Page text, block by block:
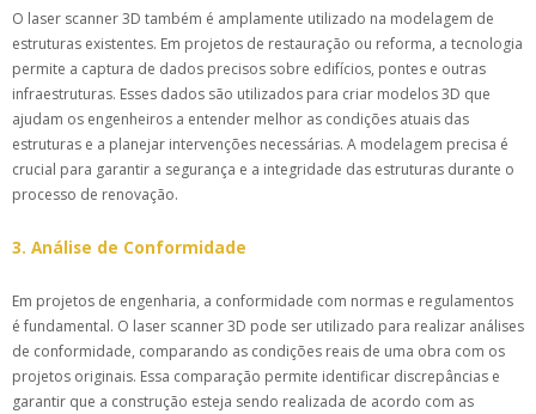
O laser scanner 3D também é amplamente utilizado na modelagem de
estruturas existentes. Em projetos de restauração ou reforma, a tecnologia
permite a captura de dados precisos sobre edifícios, pontes e outras
infraestruturas. Esses dados são utilizados para criar modelos 3D que
ajudam os engenheiros a entender melhor as condições atuais das
estruturas e a planejar intervenções necessárias. A modelagem precisa é
crucial para garantir a segurança e a integridade das estruturas durante o
processo de renovação.
3. Análise de Conformidade
Em projetos de engenharia, a conformidade com normas e regulamentos
é fundamental. O laser scanner 3D pode ser utilizado para realizar análises
de conformidade, comparando as condições reais de uma obra com os
projetos originais. Essa comparação permite identificar discrepâncias e
garantir que a construção esteja sendo realizada de acordo com as